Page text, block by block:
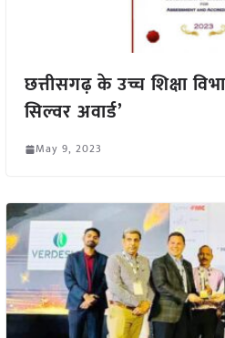
छत्तीसगढ़ के उच्च शिक्षा
सिल्वर अवार्ड’
May 9, 2023